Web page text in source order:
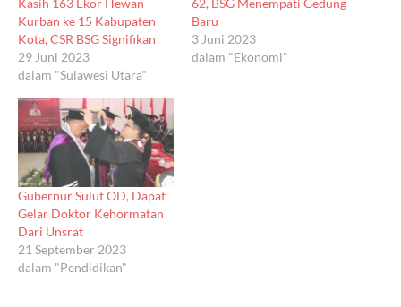
Kurban ke 15 Kabupaten
Kota, CSR BSG Signifikan
29 Juni 2023
dalam "Sulawesi Utara"
Baru
3 Juni 2023
dalam "Ekonomi"
Gubernur Sulut OD, Dapat
Gelar Doktor Kehormatan
Dari Unsrat
21 September 2023
dalam "Pendidikan"